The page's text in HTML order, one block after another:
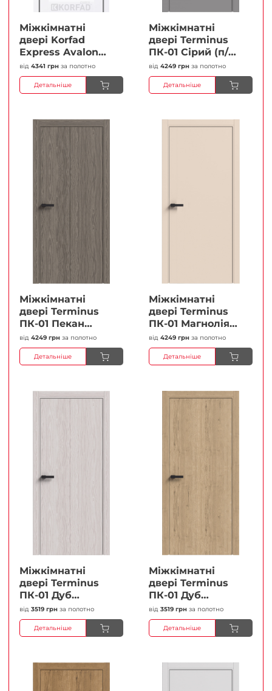
Міжкімнатні
двері Korfad
Express Avalon
Білий мат
Кристал
Антискретч
від 4341 грн за полотно
Детальніше
Міжкімнатні
двері Terminus
ПК-01 Сірий (п/п)
Глухі Плівка
від 4249 грн за полотно
Детальніше
Міжкімнатні
двері Terminus
ПК-01 Пекан
Глухі Плівка
від 4249 грн за полотно
Детальніше
Міжкімнатні
двері Terminus
ПК-01 Магнолія
Глухі Плівка
від 4249 грн за полотно
Детальніше
Міжкімнатні
двері Terminus
ПК-01 Дуб
перлиний Глухі
Плівка
від 3519 грн за полотно
Детальніше
Міжкімнатні
двері Terminus
ПК-01 Дуб
класичний Глухі
Плівка
від 3519 грн за полотно
Детальніше